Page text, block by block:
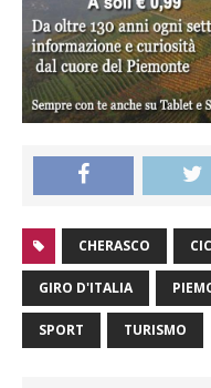
CHERASCO
GIRO D'ITALIA
SPORT TURISMO